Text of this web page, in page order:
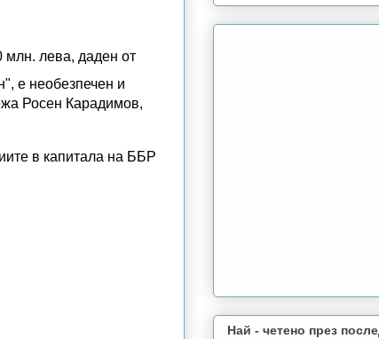
млн. лева, даден от
е необезпечен и
Росен Карадимов,
в капитала на ББР
Най - четено през